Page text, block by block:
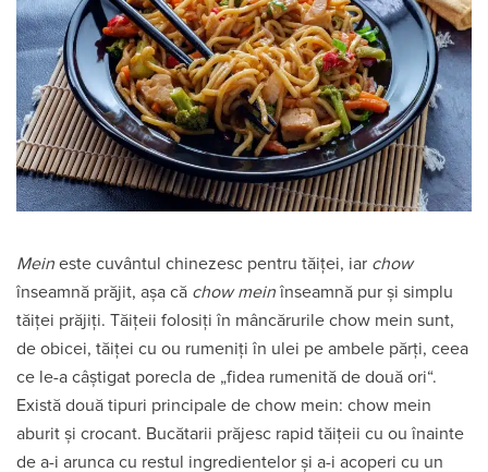
Mein este cuvântul chinezesc pentru tăiței, iar chow
înseamnă prăjit, așa că chow mein înseamnă pur și simplu
tăiței prăjiți. Tăițeii folosiți în mâncărurile chow mein sunt,
de obicei, tăiței cu ou rumeniți în ulei pe ambele părți, ceea
ce le-a câștigat porecla de „fidea rumenită de două ori“.
Există două tipuri principale de chow mein: chow mein
aburit și crocant. Bucătarii prăjesc rapid tăițeii cu ou înainte
de a-i arunca cu restul ingredientelor și a-i acoperi cu un